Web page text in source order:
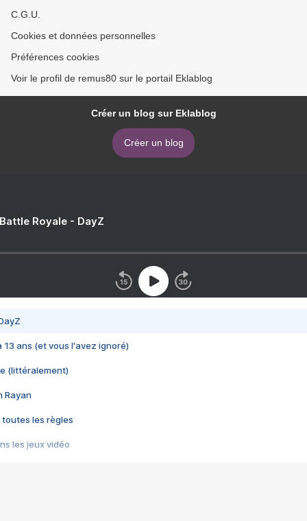
C.G.U.
Cookies et données personnelles
Préférences cookies
Voir le profil de remus80 sur le portail Eklablog
Créer un blog sur Eklablog
Créer un blog
Royale - DayZ
13 ans (et vous l'avez ignoré)
(littéralement)
Rayan
toutes les règles
les jeux vidéo